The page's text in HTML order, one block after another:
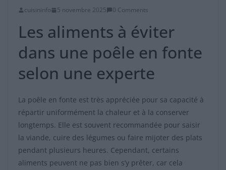
cuisininfo 5 novembre 2025 0 Comments
Les aliments à éviter
dans une poêle en fonte
selon une experte
La poêle en fonte est très appréciée pour sa capacité à
répartir uniformément la chaleur et à la conserver
longtemps. Elle est souvent recommandée pour saisir
la viande, cuire des légumes ou faire mijoter des plats
pendant plusieurs heures. Cependant, certains
aliments peuvent ne pas bien s’y prêter, car cela